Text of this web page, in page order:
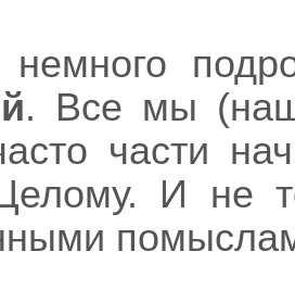
немного
. Все мы
части
И не